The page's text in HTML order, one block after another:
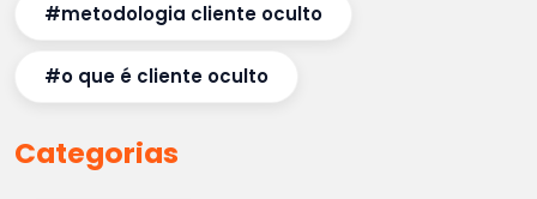
#metodologia cliente oculto
#o que é cliente oculto
Categorias